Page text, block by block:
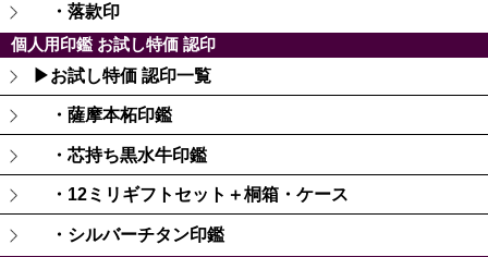
・落款印
個人用印鑑 お試し特価 認印
▶お試し特価 認印一覧
・薩摩本柘印鑑
・芯持ち黒水牛印鑑
・12ミリギフトセット＋桐箱・ケース
・シルバーチタン印鑑